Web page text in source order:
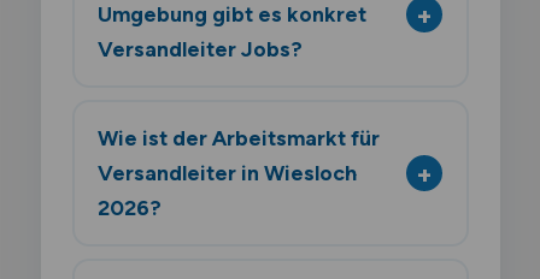
Umgebung gibt es konkret
Versandleiter Jobs?
Wie ist der Arbeitsmarkt für
Versandleiter in Wiesloch
2026?